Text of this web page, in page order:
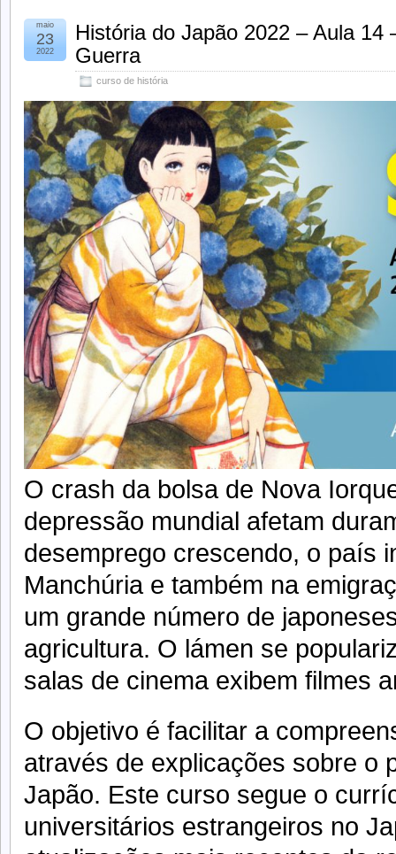
História do Japão 2022 – Aula
Guerra
curso de história
maio
23
2022
O crash da bolsa de Nova
depressão mundial afetam
desemprego crescendo, o país
Manchúria e também na
um grande número de
agricultura. O lámen se
salas de cinema exibem filmes
O objetivo é facilitar a
através de explicações sobre o
Japão. Este curso segue o
universitários estrangeiros no